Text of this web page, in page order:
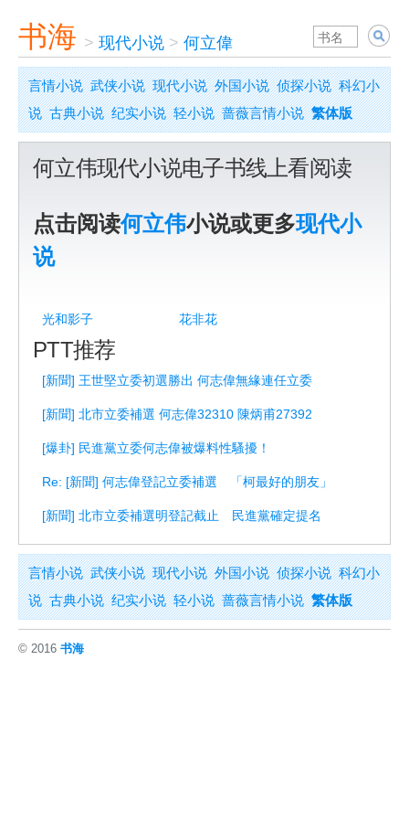
书海 > 现代小说 > 何立偉
言情小说 武侠小说 现代小说 外国小说 侦探小说 科幻小
说 古典小说 纪实小说 轻小说 蔷薇言情小说 繁体版
何立伟现代小说电子书线上看阅读
点击阅读何立伟小说或更多现代小
说
光和影子 花非花
PTT推荐
[新聞] 王世堅立委初選勝出 何志偉無緣連任立委
[新聞] 北市立委補選 何志偉32310 陳炳甫27392
[爆卦] 民進黨立委何志偉被爆料性騷擾！
Re: [新聞] 何志偉登記立委補選 「柯最好的朋友」
[新聞] 北市立委補選明登記截止 民進黨確定提名
言情小说 武侠小说 现代小说 外国小说 侦探小说 科幻小
说 古典小说 纪实小说 轻小说 蔷薇言情小说 繁体版
© 2016 书海